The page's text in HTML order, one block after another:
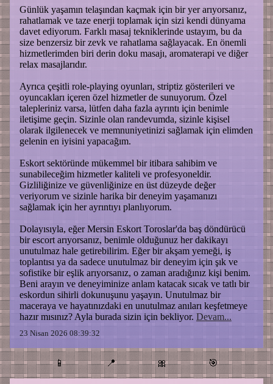
Günlük yaşamın telaşından kaçmak için bir yer arıyorsanız,
rahatlamak ve taze enerji toplamak için sizi kendi dünyama
davet ediyorum. Farklı masaj tekniklerinde ustayım, bu da
size benzersiz bir zevk ve rahatlama sağlayacak. En önemli
hizmetlerimden biri derin doku masajı, aromaterapi ve diğer
relax masajlarıdır.
Ayrıca çeşitli role-playing oyunları, striptiz gösterileri ve
oyuncakları içeren özel hizmetler de sunuyorum. Özel
talepleriniz varsa, lütfen daha fazla ayrıntı için benimle
iletişime geçin. Sizinle olan randevumda, sizinle kişisel
olarak ilgilenecek ve memnuniyetinizi sağlamak için elimden
gelenin en iyisini yapacağım.
Eskort sektöründe mükemmel bir itibara sahibim ve
sunabileceğim hizmetler kaliteli ve profesyoneldir.
Gizliliğinize ve güvenliğinize en üst düzeyde değer
veriyorum ve sizinle harika bir deneyim yaşamanızı
sağlamak için her ayrıntıyı planlıyorum.
Dolayısıyla, eğer Mersin Eskort Toroslar'da baş döndürücü
bir escort arıyorsanız, benimle olduğunuz her dakikayı
unutulmaz hale getirebilirim. Eğer bir akşam yemeği, iş
toplantısı ya da sadece unutulmaz bir deneyim için şık ve
sofistike bir eşlik arıyorsanız, o zaman aradığınız kişi benim.
Beni arayın ve deneyiminize anlam katacak sıcak ve tatlı bir
eskordun sihirli dokunuşunu yaşayın. Unutulmaz bir
maceraya ve hayatınızdaki en unutulmaz anıları keşfetmeye
hazır mısınız? Ayla burada sizin için bekliyor.Devam...
23 Nisan 2026 08:39:32
📱 📍 🎀 🎯